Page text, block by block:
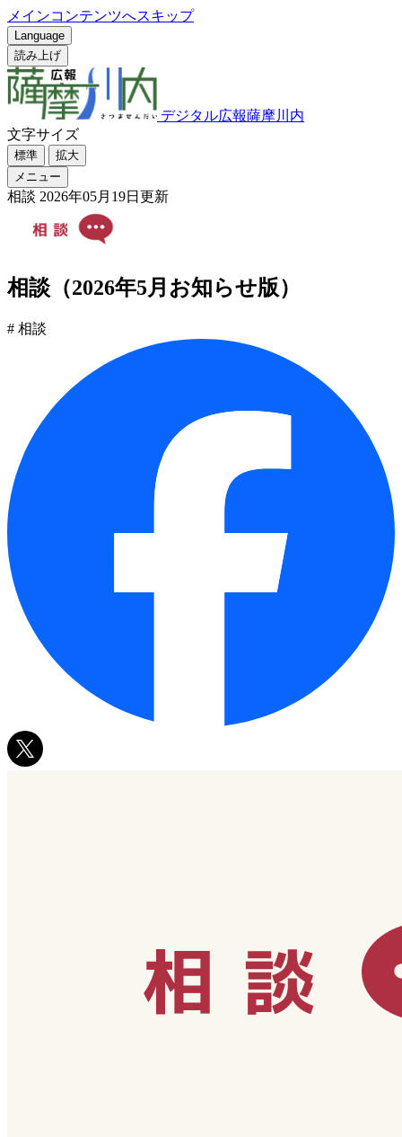
メインコンテンツへスキップ
Language
読み上げ
デジタル広報薩摩川内
文字サイズ
標準
拡大
メニュー
相談 2026年05月19日更新
相談（2026年5月お知らせ版）
# 相談